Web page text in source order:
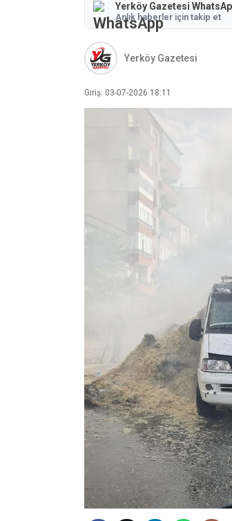
Yerköy Gazetesi
Anlık haberler için takip et
Yerköy Gazetesi
Giriş: 03-07-2026 18:11